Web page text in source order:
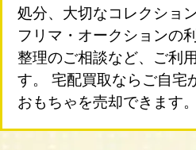
処分、大切なコレクショ
フリマ・オークションの
整理のご相談など、ご利
す。 宅配買取ならご自宅
おもちゃを売却できます。